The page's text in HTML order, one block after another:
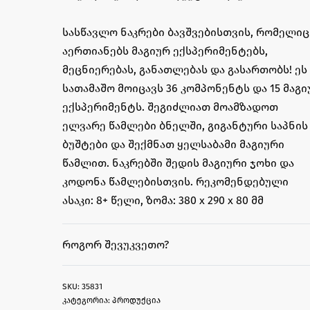
სასწავლო ნაკრები ბავშვებისთვის, რომელიც
აერთიანებს მაგიურ ექსპერიმენტებს,
მეცნიერებას, განათლებას და გასართობს! ეს
სათამაშო მოიცავს 36 კომპონენტს და 15
ექსპერიმენტს. შეგიძლიათ მოამზადოთ
ელვარე წამლები ბნელში, გიგანტური საპნის
ბუშტები და შექმნათ ყელსაბამი მაგიური
წამლით. ნაკრებში შედის მაგიური ჯოხი და
კოდონა წამლებისთვის. რეკომენდებული
ასაკი: 8+ წელი, ზომა: 380 x 290 x 80 მმ
ᲠᲝᲒᲝᲠ ᲨᲔᲕᲣᲙᲕᲔᲗᲝ?
35831
კატეგორია: პროდუქცია